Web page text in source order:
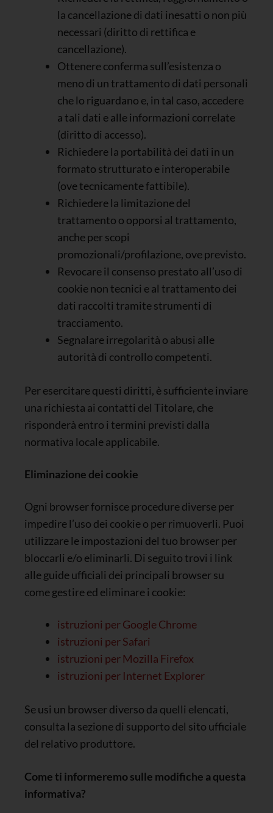
la cancellazione di dati inesatti o non più
necessari (diritto di rettifica e
cancellazione).
Ottenere conferma sull’esistenza o
meno di un trattamento di dati personali
che lo riguardano e, in tal caso, accedere
a tali dati e alle informazioni correlate
(diritto di accesso).
Richiedere la portabilità dei dati in un
formato strutturato e interoperabile
(ove tecnicamente fattibile).
Richiedere la limitazione del
trattamento o opporsi al trattamento,
anche per scopi
promozionali/profilazione, ove previsto.
Revocare il consenso prestato all’uso di
cookie non tecnici e al trattamento dei
dati raccolti tramite strumenti di
tracciamento.
Segnalare irregolarità o abusi alle
autorità di controllo competenti.
Per esercitare questi diritti, è sufficiente inviare
una richiesta ai contatti del Titolare, che
risponderà entro i termini previsti dalla
normativa locale applicabile.
Eliminazione dei cookie
Ogni browser fornisce procedure diverse per
impedire l’uso dei cookie o per rimuoverli. Puoi
utilizzare le impostazioni del tuo browser per
bloccarli e/o eliminarli. Di seguito trovi i link
alle guide ufficiali dei principali browser su
come gestire ed eliminare i cookie:
istruzioni per Google Chrome
istruzioni per Safari
istruzioni per Mozilla Firefox
istruzioni per Internet Explorer
Se usi un browser diverso da quelli elencati,
consulta la sezione di supporto del sito ufficiale
del relativo produttore.
Come ti informeremo sulle modifiche a questa
informativa?